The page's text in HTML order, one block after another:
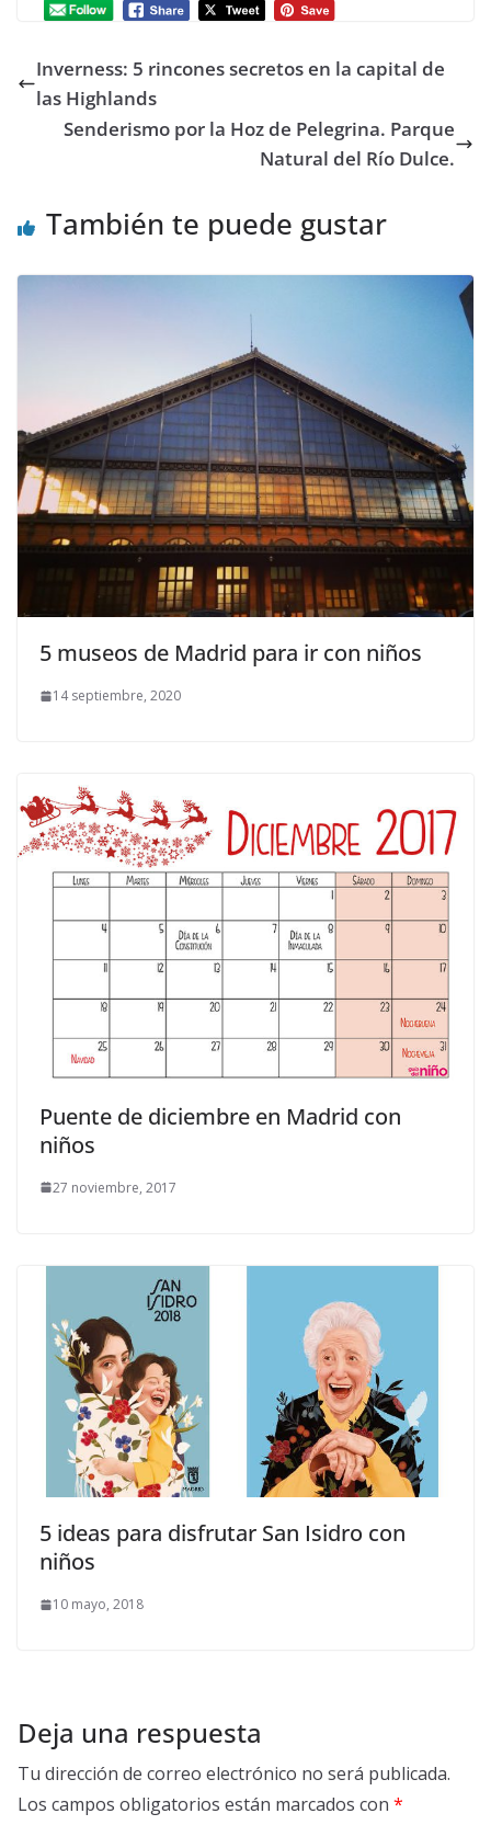
Inverness: 5 rincones secretos en la capital de
las Highlands
Senderismo por la Hoz de Pelegrina. Parque
Natural del Río Dulce.
También te puede gustar
5 museos de Madrid para ir con niños
14 septiembre, 2020
Puente de diciembre en Madrid con
niños
27 noviembre, 2017
5 ideas para disfrutar San Isidro con
niños
10 mayo, 2018
Deja una respuesta
Tu dirección de correo electrónico no será publicada.
Los campos obligatorios están marcados con *